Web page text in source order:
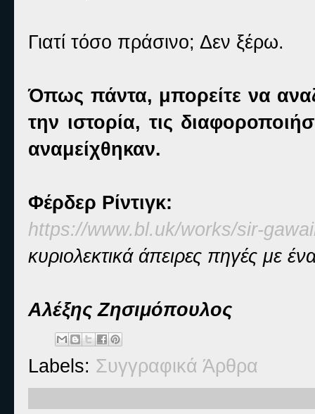
Γιατί τόσο πράσινο; Δεν ξέρω.
Όπως πάντα, μπορείτε να
την ιστορία, τις
αναμείχθηκαν.
Φέρδερ Ρίντιγκ:
https://www.bl.uk/works/sir-
κυριολεκτικά άπειρες πηγές με
Αλέξης Ζησιμόπουλος
Labels: Συγγραφικά Άρθρα